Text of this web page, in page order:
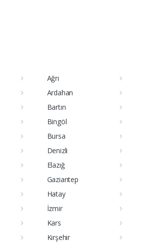
Ağrı
Ardahan
Bartın
Bingöl
Bursa
Denizli
Elazığ
Gaziantep
Hatay
İzmir
Kars
Kırşehir